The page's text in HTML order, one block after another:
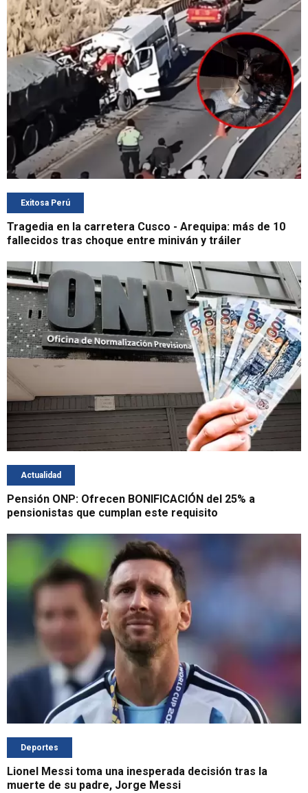
Exitosa Perú
Tragedia en la carretera Cusco - Arequipa: más de 10
fallecidos tras choque entre miniván y tráiler
Actualidad
Pensión ONP: Ofrecen BONIFICACIÓN del 25% a
pensionistas que cumplan este requisito
Deportes
Lionel Messi toma una inesperada decisión tras la
muerte de su padre, Jorge Messi